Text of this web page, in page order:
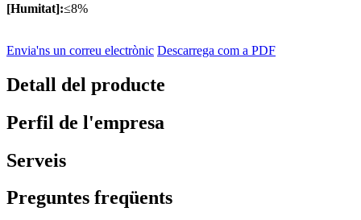
[Humitat]:≤8%
Envia'ns un correu electrònic Descarrega com a PDF
Detall del producte
Perfil de l'empresa
Serveis
Preguntes freqüents